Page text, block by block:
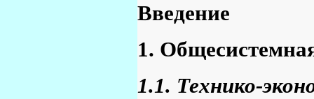
Введение
1.
1.1. Технико-